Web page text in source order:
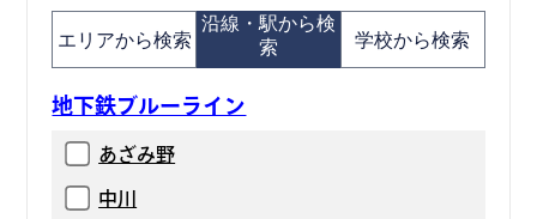
エリアから検索
沿線・駅から検
索
学校から検索
地下鉄ブルーライン
あざみ野
中川